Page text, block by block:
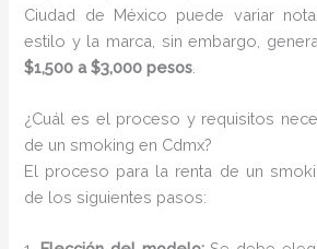
Ciudad de México puede variar
estilo y la marca, sin embargo,
$1,500 a $3,000 pesos
¿Cuál es el proceso y requisitos
de un smoking en Cdmx?
El proceso para la renta de un
de los siguientes pasos: